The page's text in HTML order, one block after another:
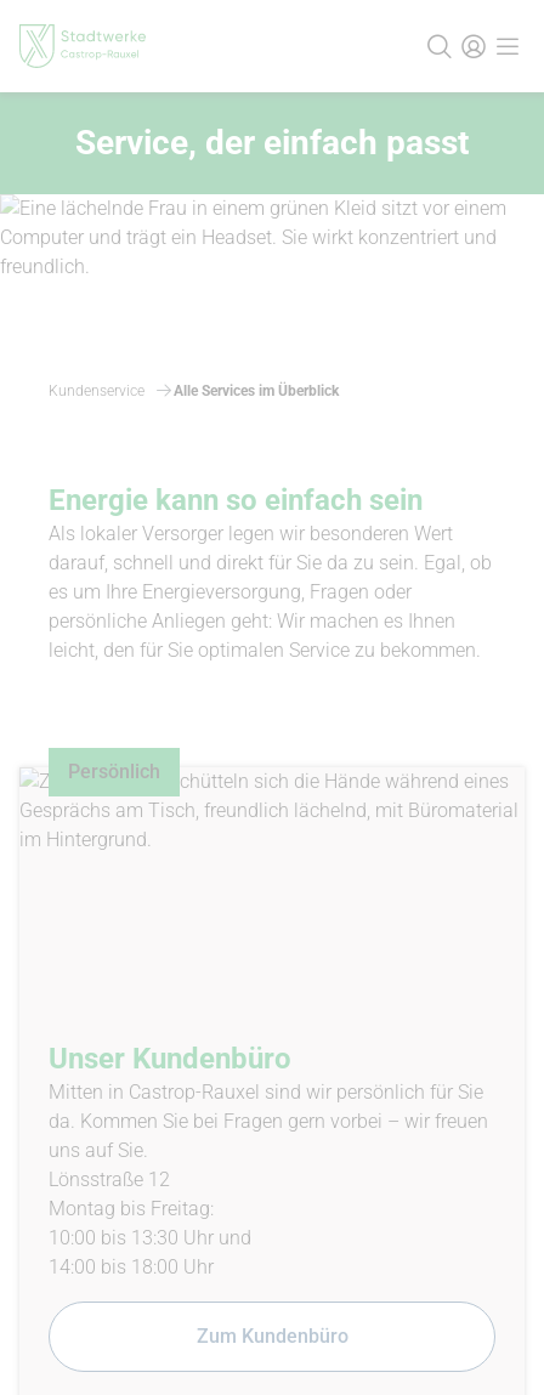
Service, der einfach passt
Kundenservice Alle Services im Überblick
Energie kann so einfach sein
Als lokaler Versorger legen wir besonderen Wert
darauf, schnell und direkt für Sie da zu sein. Egal, ob
es um Ihre Energieversorgung, Fragen oder
persönliche Anliegen geht: Wir machen es Ihnen
leicht, den für Sie optimalen Service zu bekommen.
Persönlich
Unser Kundenbüro
Mitten in Castrop-Rauxel sind wir persönlich für Sie
da. Kommen Sie bei Fragen gern vorbei – wir freuen
uns auf Sie.
Lönsstraße 12
Montag bis Freitag:
10:00 bis 13:30 Uhr und
14:00 bis 18:00 Uhr
Zum Kundenbüro